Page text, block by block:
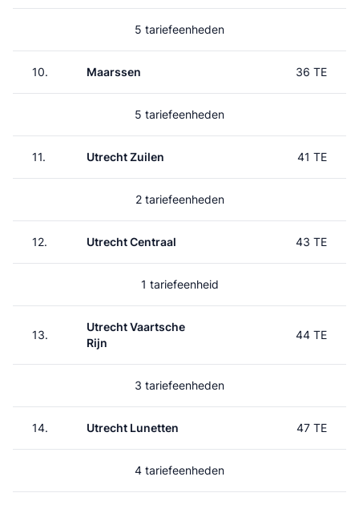
5 tariefeenheden
10. Maarssen 36 TE
5 tariefeenheden
11. Utrecht Zuilen 41 TE
2 tariefeenheden
12. Utrecht Centraal 43 TE
1 tariefeenheid
13.
Utrecht Vaartsche
Rijn
44 TE
3 tariefeenheden
14. Utrecht Lunetten 47 TE
4 tariefeenheden